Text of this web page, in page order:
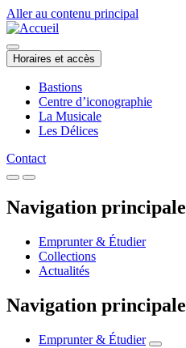
Aller au contenu principal
Horaires et accès
Bastions
Centre d’iconographie
La Musicale
Les Délices
Contact
Navigation principale
Emprunter & Étudier
Collections
Actualités
Navigation principale
Emprunter & Étudier